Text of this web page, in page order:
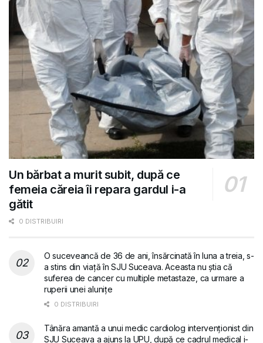
Un bărbat a murit subit, după ce
femeia căreia îi repara gardul i-a
gătit
0 DISTRIBUIRI
O suceveancă de 36 de ani, însărcinată în luna a treia, s-
a stins din viață în SJU Suceava. Aceasta nu știa că
suferea de cancer cu multiple metastaze, ca urmare a
ruperii unei alunițe
0 DISTRIBUIRI
Tânăra amantă a unui medic cardiolog intervenționist din
SJU Suceava a ajuns la UPU, după ce cadrul medical i-